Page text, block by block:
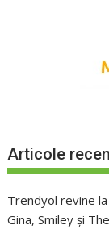
Articole
Trendyol revine
Gina, Smiley și